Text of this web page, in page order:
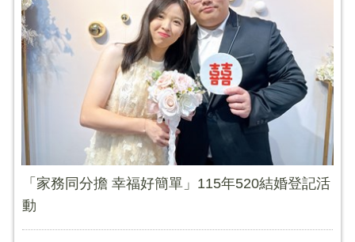
「家務同分擔 幸福好簡單」115年520結婚登記活
動